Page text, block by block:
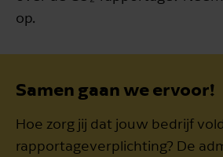
op.
Samen gaan we ervoor!
Hoe zorg jij dat jouw bedrijf
rapportageverplichting? De